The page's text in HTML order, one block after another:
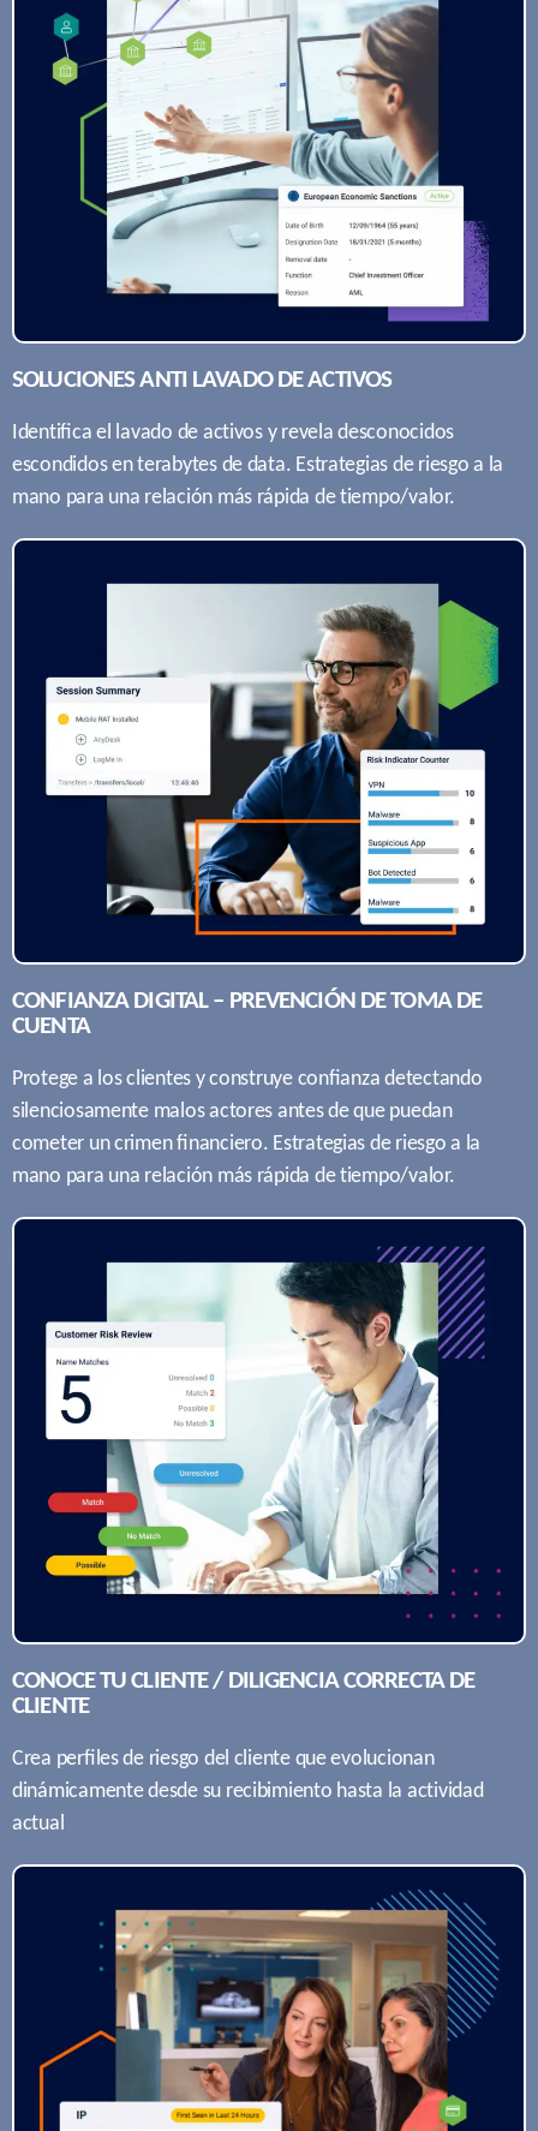
SOLUCIONES ANTI LAVADO DE ACTIVOS
Identiﬁca el lavado de activos y revela desconocidos
escondidos en terabytes de data. Estrategias de riesgo a la
mano para una relación más rápida de tiempo/valor.
CONFIANZA DIGITAL – PREVENCIÓN DE TOMA DE
CUENTA
Protege a los clientes y construye conﬁanza detectando
silenciosamente malos actores antes de que puedan
cometer un crimen ﬁnanciero. Estrategias de riesgo a la
mano para una relación más rápida de tiempo/valor.
CONOCE TU CLIENTE / DILIGENCIA CORRECTA DE
CLIENTE
Crea perﬁles de riesgo del cliente que evolucionan
dinámicamente desde su recibimiento hasta la actividad
actual